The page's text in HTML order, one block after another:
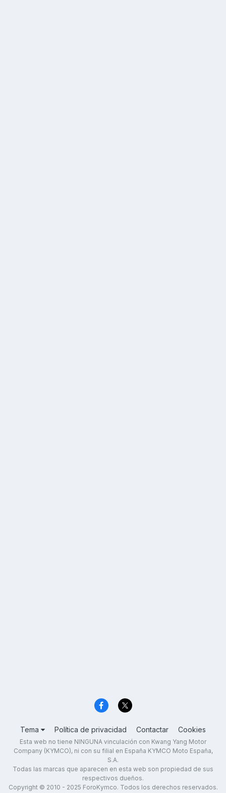
Tema Política de privacidad Contactar Cookies
Esta web no tiene NINGUNA vinculación con Kwang Yang Motor
Company (KYMCO), ni con su filial en España KYMCO Moto España,
S.A.
Todas las marcas que aparecen en esta web son propiedad de sus
respectivos dueños.
Copyright © 2010 - 2025 ForoKymco. Todos los derechos reservados.